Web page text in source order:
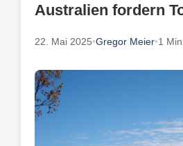
Australien fordern
22. Mai 2025•Gregor Meier•1